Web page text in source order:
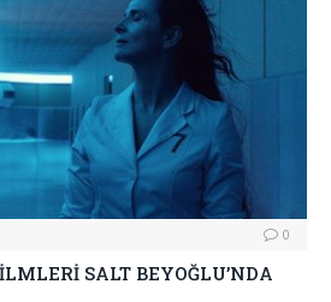
0
SALT BEYOĞLU’NDA